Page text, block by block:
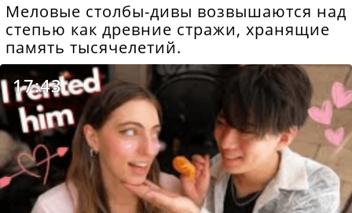
Меловые столбы-дивы возвышаются над
степью как древние стражи, хранящие
память тысячелетий.
17:43